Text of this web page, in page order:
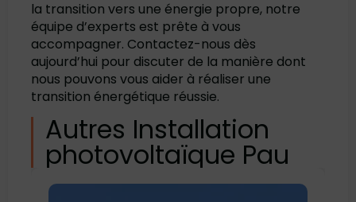
la transition vers une énergie propre, notre
équipe d’experts est prête à vous
accompagner. Contactez-nous dès
aujourd’hui pour discuter de la manière dont
nous pouvons vous aider à réaliser une
transition énergétique réussie.
Autres Installation
photovoltaïque Pau